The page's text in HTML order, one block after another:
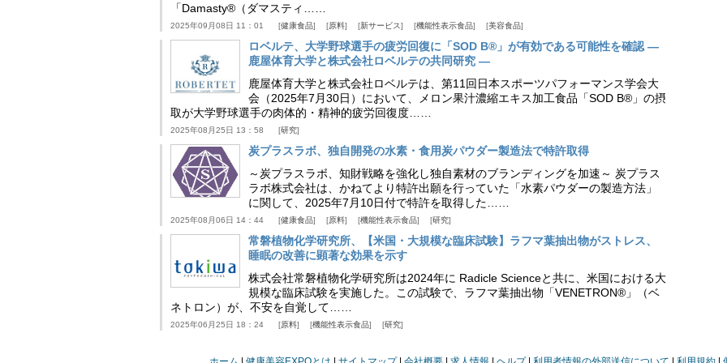
「Damasty®（ダマスティ……
2025年09月08日 11：01 健康食品 原料 新サービス 機能性表示食品 美容食品
ロベルテ、大学野球選手の疲労回復に「SOD B®」が有効である可能性を確認 ―
鹿屋体育大学と株式会社ロベルテの共同研究 ―
鹿屋体育大学と株式会社ロベルテは、第11回日本スポーツパフォーマンス学会大
会（2025年7月30日）において、メロン果汁濃縮エキス加工食品「SOD B®」の摂
取が大学野球選手の肉体的・精神的疲労回復度……
2025年08月25日 13：58 研究
炭プラスラボ、独自開発の水素・食用炭パウダー製造法で特許取得
～炭プラスラボ、知財戦略を強化し独自素材のブランディングを加速～ 炭プラス
ラボ株式会社は、かねてより特許出願を行っていた「水素パウダーの製造方法」
に関して、2025年7月10日付で特許を取得した……
2025年08月06日 14：44 健康食品 原料 機能性表示食品 研究
常磐植物化学研究所、【米国・大規模な臨床試験】ラフマ葉抽出物がストレス、
睡眠の改善に顕著な効果を示す
株式会社常磐植物化学研究所は2024年に Radicle Scienceと共に、米国における大
規模な臨床試験を実施した。この試験で、ラフマ葉抽出物「VENETRON®」（ベ
ネトロン）が、不安を自覚して……
2025年06月25日 18：24 原料 機能性表示食品 研究